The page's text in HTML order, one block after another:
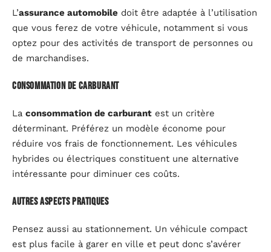
L’assurance automobile doit être adaptée à l’utilisation
que vous ferez de votre véhicule, notamment si vous
optez pour des activités de transport de personnes ou
de marchandises.
Consommation de carburant
La consommation de carburant est un critère
déterminant. Préférez un modèle économe pour
réduire vos frais de fonctionnement. Les véhicules
hybrides ou électriques constituent une alternative
intéressante pour diminuer ces coûts.
Autres aspects pratiques
Pensez aussi au stationnement. Un véhicule compact
est plus facile à garer en ville et peut donc s’avérer